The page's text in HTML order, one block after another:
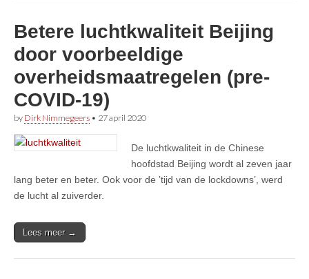
Betere luchtkwaliteit Beijing
door voorbeeldige
overheidsmaatregelen (pre-
COVID-19)
by Dirk Nimmegeers • 27 april 2020
De luchtkwaliteit in de Chinese
hoofdstad Beijing wordt al zeven jaar
lang beter en beter. Ook voor de ’tijd van de lockdowns’, werd
de lucht al zuiverder.
Lees meer →